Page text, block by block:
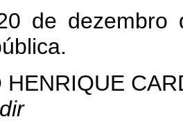
de dezembro
HENRIQUE